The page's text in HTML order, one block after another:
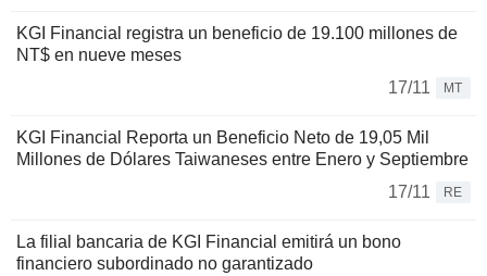
KGI Financial registra un beneficio de 19.100 millones de
NT$ en nueve meses
17/11
MT
KGI Financial Reporta un Beneficio Neto de 19,05 Mil
Millones de Dólares Taiwaneses entre Enero y Septiembre
17/11
RE
La filial bancaria de KGI Financial emitirá un bono
financiero subordinado no garantizado